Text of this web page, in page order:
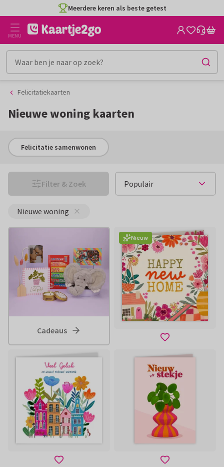
naar
inhoud
naar
het
filter
CO2-neutraal gedrukt
MENU
Felicitatiekaarten
Nieuwe woning kaarten
Felicitatie samenwonen
Filter & Zoek
Nieuwe woning
Cadeaus
Nieuw